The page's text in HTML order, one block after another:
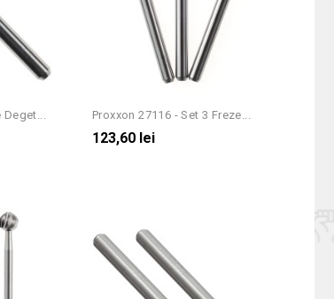
Proxxon 27116 - Set 3 Freze...
123,60 lei